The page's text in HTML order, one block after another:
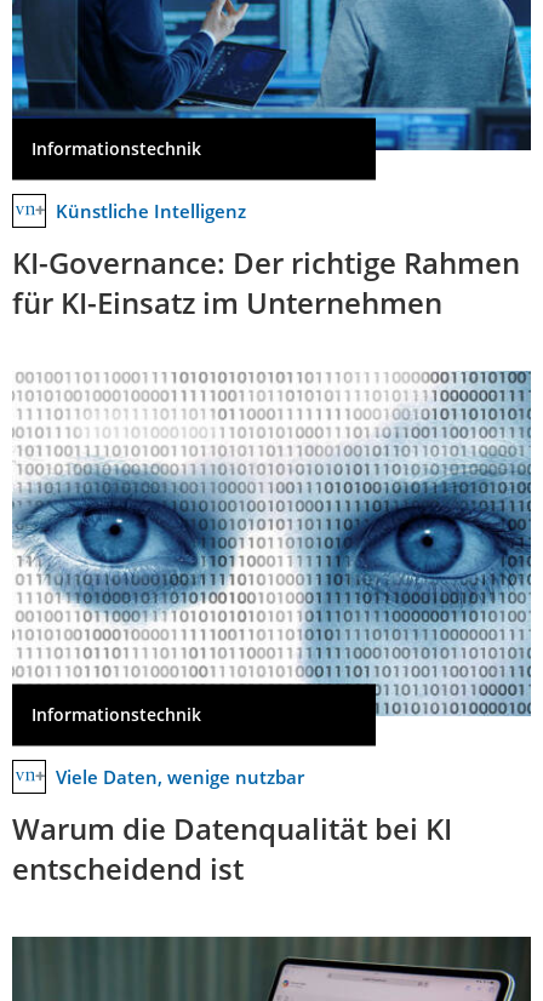
Informationstechnik
Künstliche Intelligenz
KI-Governance: Der richtige Rahmen
für KI-Einsatz im Unternehmen
Informationstechnik
Viele Daten, wenige nutzbar
Warum die Datenqualität bei KI
entscheidend ist